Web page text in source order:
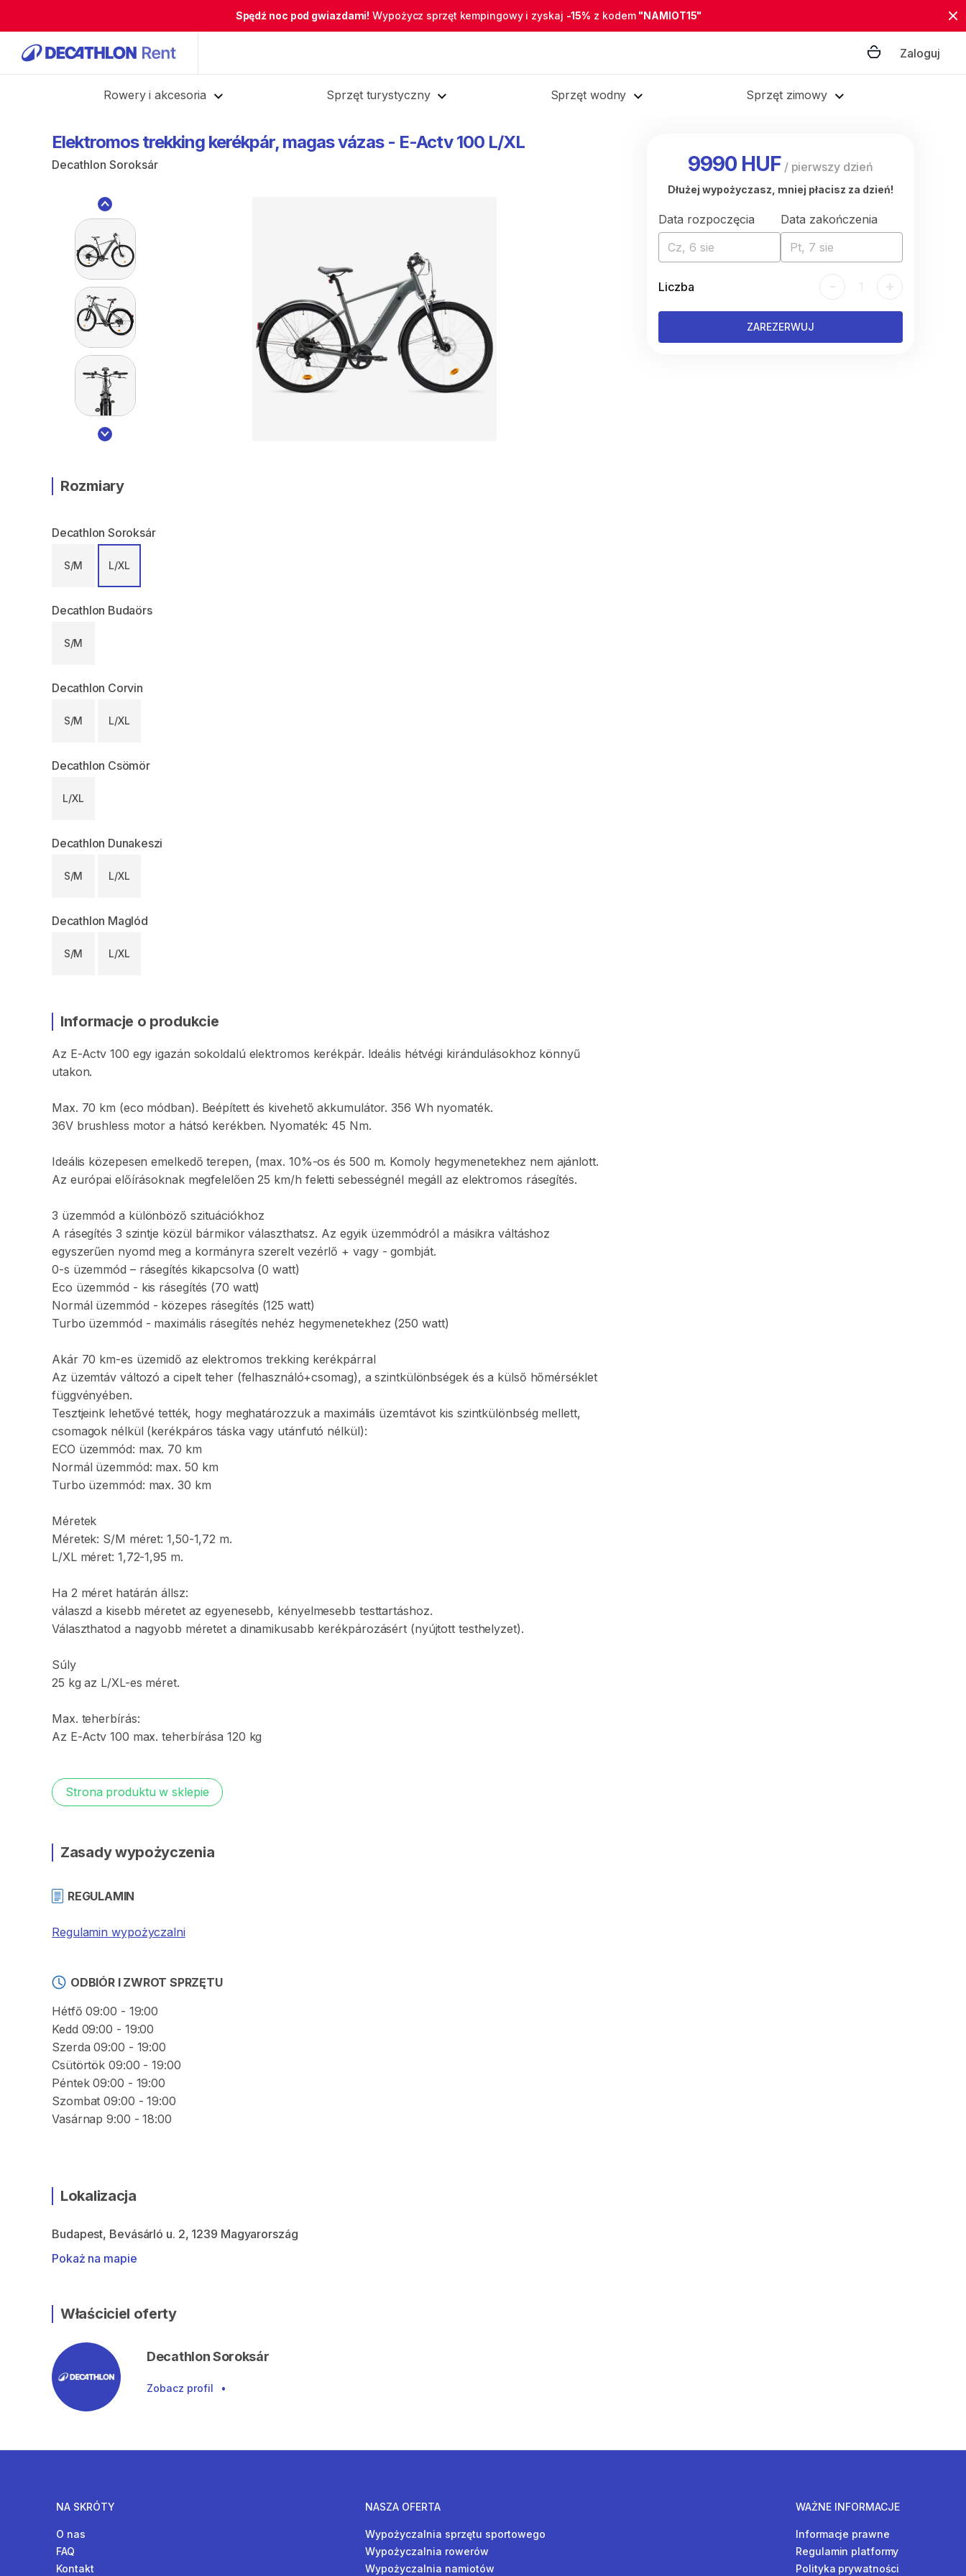
Spędź noc pod gwiazdami! Wypożycz sprzęt kempingowy i zyskaj -15% z kodem "NAMIOT15"
Zaloguj
Rowery i akcesoria Sprzęt turystyczny Sprzęt wodny Sprzęt zimowy
Elektromos trekking kerékpár​,​ magasvázas - E-Actv 100 L​/​XL
Decathlon Soroksár
Rozmiary
Decathlon Soroksár
S/M L/XL
Decathlon Budaörs
S/M
Decathlon Corvin
S/M L/XL
Decathlon Csömör
L/XL
Decathlon Dunakeszi
S/M L/XL
Decathlon Maglód
S/M L/XL
Informacje o produkcie
Az E-Actv 100 egy igazán sokoldalú elektromos kerékpár. Ideális hétvégi kirándulásokhoz könnyű
utakon.
Max. 70 km (eco módban). Beépített és kivehető akkumulátor. 356 Wh nyomaték.
36V brushless motor a hátsó kerékben. Nyomaték: 45 Nm.
Ideális közepesen emelkedő terepen​,​ (max. 10%-os és 500 m. Komoly hegymenetekhez nem ajánlott.
Az európai előírásoknak megfelelően 25 km​/​h feletti sebességnél megáll az elektromos rásegítés.
3 üzemmód a különböző szituációkhoz
A rásegítés 3 szintje közül bármikor választhatsz. Az egyik üzemmódról a másikra váltáshoz
egyszerűen nyomd meg a kormányra szerelt vezérlő + vagy - gombját.
0-s üzemmód – rásegítés kikapcsolva (0 watt)
Eco üzemmód - kis rásegítés (70 watt)
Normál üzemmód - közepes rásegítés (125 watt)
Turbo üzemmód - maximális rásegítés nehéz hegymenetekhez (250 watt)
Akár 70 km-es üzemidő az elektromos trekking kerékpárral
Az üzemtáv változó a cipelt teher (felhasználó+csomag)​,​ a szintkülönbségek és a külső hőmérséklet
függvényében.
Tesztjeink lehetővé tették​,​ hogy meghatározzuk a maximális üzemtávot kis szintkülönbség mellett​,​
csomagok nélkül (kerékpáros táska vagy utánfutó nélkül):
ECO üzemmód: max. 70 km
Normál üzemmód: max. 50 km
Turbo üzemmód: max. 30 km
Méretek
Méretek: S​/​M méret: 1​,​50-1​,​72 m.
L​/​XL méret: 1​,​72-1​,​95 m.
Ha 2 méret határán állsz:
válaszd a kisebb méretet az egyenesebb​,​ kényelmesebb testtartáshoz.
Választhatod a nagyobb méretet a dinamikusabb kerékpározásért (nyújtott testhelyzet).
Súly
25 kg az L​/​XL-es méret.
Max. teherbírás:
Az E-Actv 100 max. teherbírása 120 kg
Strona produktu w sklepie
Zasady wypożyczenia
REGULAMIN
Regulamin wypożyczalni
ODBIÓR I ZWROT SPRZĘTU
Hétfő 09:00 - 19:00
Kedd 09:00 - 19:00
Szerda 09:00 - 19:00
Csütörtök 09:00 - 19:00
Péntek 09:00 - 19:00
Szombat 09:00 - 19:00
Vasárnap 9:00 - 18:00
Lokalizacja
Budapest, Bevásárló u. 2, 1239 Magyarország
Pokaż na mapie
Właściciel oferty
Decathlon Soroksár
Zobacz profil •
9990 HUF / pierwszy dzień
Dłużej wypożyczasz, mniej płacisz za dzień!
Data rozpoczęcia
Cz, 6 sie
Data zakończenia
Pt, 7 sie
Liczba - 1 +
ZAREZERWUJ
NA SKRÓTY
O nas
FAQ
Kontakt
NASZA OFERTA
Wypożyczalnia sprzętu sportowego
Wypożyczalnia rowerów
Wypożyczalnia namiotów
WAŻNE INFORMACJE
Informacje prawne
Regulamin platformy
Polityka prywatności